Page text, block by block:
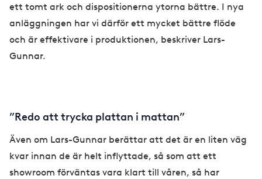
ett tomt ark och dispositionerna ytorna bättre. I nya
anläggningen har vi därför ett mycket bättre flöde
och är effektivare i produktionen, beskriver Lars-
Gunnar.
”Redo att trycka plattan i mattan”
Även om Lars-Gunnar berättar att det är en liten väg
kvar innan de är helt inflyttade, så som att ett
showroom förväntas vara klart till våren, så har